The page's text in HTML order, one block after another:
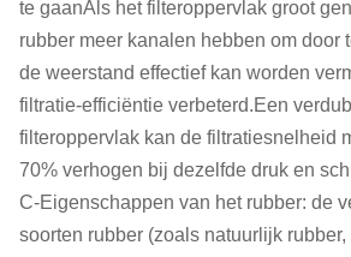
te gaanAls het filteroppervlak groot
rubber meer kanalen hebben om door
de weerstand effectief kan worden
filtratie-efficiëntie verbeterd.Een
filteroppervlak kan de filtratiesnelheid
70% verhogen bij dezelfde druk en
C-Eigenschappen van het rubber: de
soorten rubber (zoals natuurlijk